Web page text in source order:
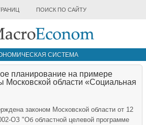
ПОИСК ПО САЙТУ
СИСТЕМА
планирование на примере
Московской области «Социальная
законом Московской области от 12
ОЗ "Об областной целевой программе